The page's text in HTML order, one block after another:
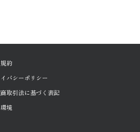
約
バシーポリシー
取引法に基づく表記
境